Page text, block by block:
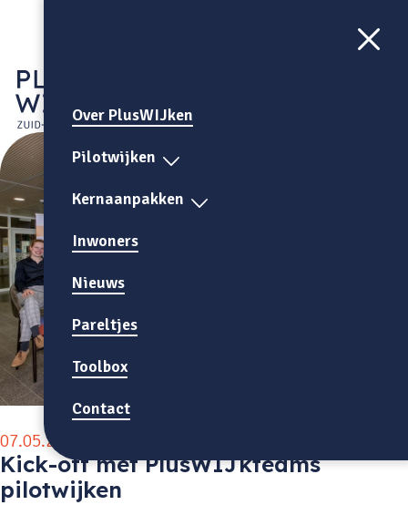
Over PlusWIJken
Pilotwijken
Kernaanpakken
Inwoners
Nieuws
Pareltjes
Toolbox
Contact
CONTRAST AAN
07.05.2025
Kick-off met PlusWIJkteams
pilotwijken